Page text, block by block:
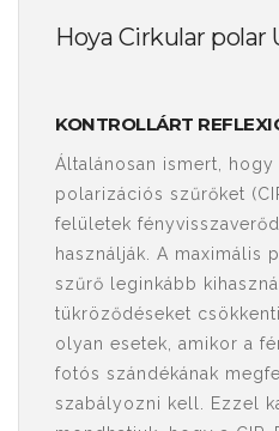
Hoya Cirkular polar
KONTROLLÁRT
Általánosan ismert, hogy
polarizációs szűrőket
felületek
használják. A maximális
szűrő leginkább
tükröződéseket
olyan esetek, amikor a
fotós szándékának
szabályozni kell. Ezzel